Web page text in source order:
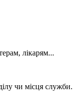
лікарям...
чи місця служби.